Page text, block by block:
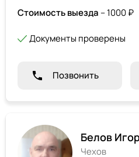
Стоимость выезда – 1000 ₽
Документы проверены
Позвонить
Белов
Чехов